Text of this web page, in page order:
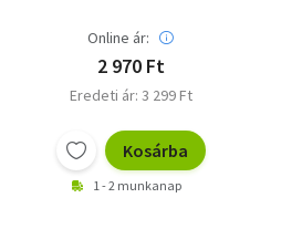
Online ár:
2 970 Ft
Eredeti ár: 3 299 Ft
Kosárba
1 - 2 munkanap